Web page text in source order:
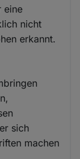
eine
nicht
erkannt.
sich
machen